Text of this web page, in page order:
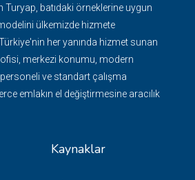
Turyap, batıdaki örneklerine uygun
ülkemizde hizmete
her yanında hizmet sunan
merkezi konumu, modern
ve standart çalışma
emlakın el değiştirmesine aracılık
Kaynaklar